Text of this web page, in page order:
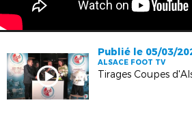
Publié le 05/03/
ALSACE FOOT TV